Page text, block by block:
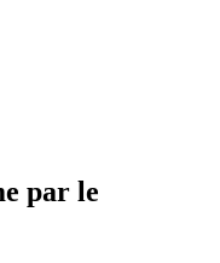
par le